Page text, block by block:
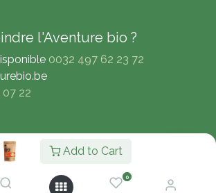
Add to Cart
0
l'Aventure bio ?
0032 497 62 23 72
22
© Adventure4Bio
- Le #1Open Source eCommerce